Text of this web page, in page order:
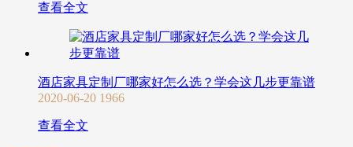
查看全文
酒店家具定制厂哪家好怎么选？学会这几步更靠谱
2020-06-20 1966
查看全文